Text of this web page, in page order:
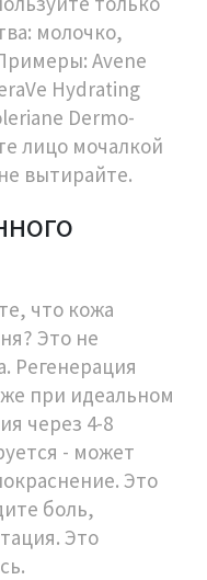
молочко,
Avene
Hydrating
Dermo-
лицо мочалкой
вытирайте.
что кожа
Это не
Регенерация
при идеальном
через 4-8
- может
Это
боль,
Это